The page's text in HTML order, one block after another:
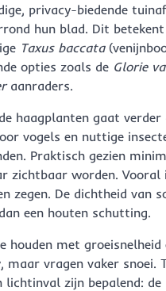
privacy-biedende
hun blad. Dit
Taxus baccata
opties zoals de Glorie
aanraders.
haagplanten gaat
vogels en nuttige
Praktisch gezien
zichtbaar worden.
zegen. De dichtheid van
een houten schutting.
houden met
maar vragen vaker snoei.
lichtinval zijn bepalend: de